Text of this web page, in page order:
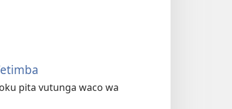
pita vutunga waco wa